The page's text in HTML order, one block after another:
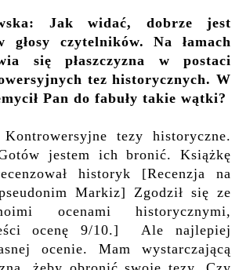
Jak widać, dobrze jest
głosy czytelników. Na łamach
się płaszczyzna w postaci
tez historycznych. W
Pan do fabuły takie wątki?
Kontrowersyjne tezy historyczne.
jestem ich bronić. Książkę
historyk [Recenzja na
Markiz] Zgodził się ze
ocenami historycznymi,
ocenę 9/10.] Ale najlepiej
ocenie. Mam wystarczającą